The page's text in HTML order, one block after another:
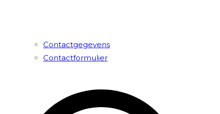
Contactgegevens
Contactformulier